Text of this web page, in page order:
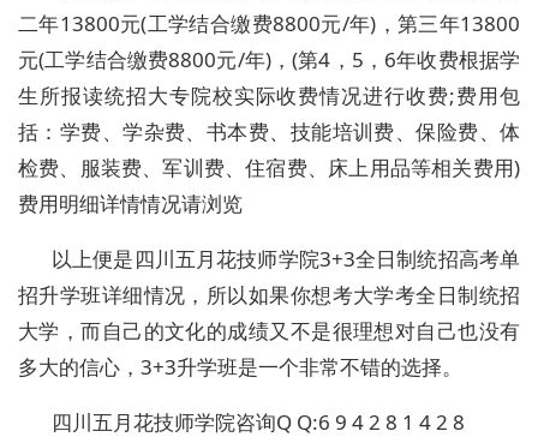
二年13800元(工学结合缴费8800元/年)，第三年13800
元(工学结合缴费8800元/年)，(第4，5，6年收费根据学
生所报读统招大专院校实际收费情况进行收费;费用包
括：学费、学杂费、书本费、技能培训费、保险费、体
检费、服装费、军训费、住宿费、床上用品等相关费用)
费用明细详情情况请浏览
以上便是四川五月花技师学院3+3全日制统招高考单
招升学班详细情况，所以如果你想考大学考全日制统招
大学，而自己的文化的成绩又不是很理想对自己也没有
多大的信心，3+3升学班是一个非常不错的选择。
四川五月花技师学院咨询Q Q:6 9 4 2 8 1 4 2 8